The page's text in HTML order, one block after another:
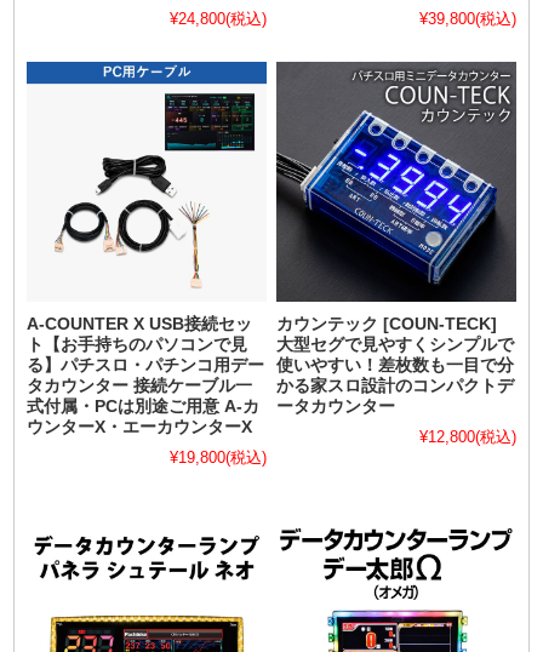
¥24,800(税込)
¥39,800(税込)
A-COUNTER X USB接続セッ
ト【お手持ちのパソコンで見
る】パチスロ・パチンコ用デー
タカウンター 接続ケーブル一
式付属・PCは別途ご用意 A-カ
ウンターX・エーカウンターX
¥19,800(税込)
カウンテック [COUN-TECK]
大型セグで見やすくシンプルで
使いやすい！差枚数も一目で分
かる家スロ設計のコンパクトデ
ータカウンター
¥12,800(税込)